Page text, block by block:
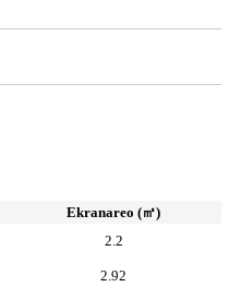
Ekranareo (㎡)
2.2
2.92